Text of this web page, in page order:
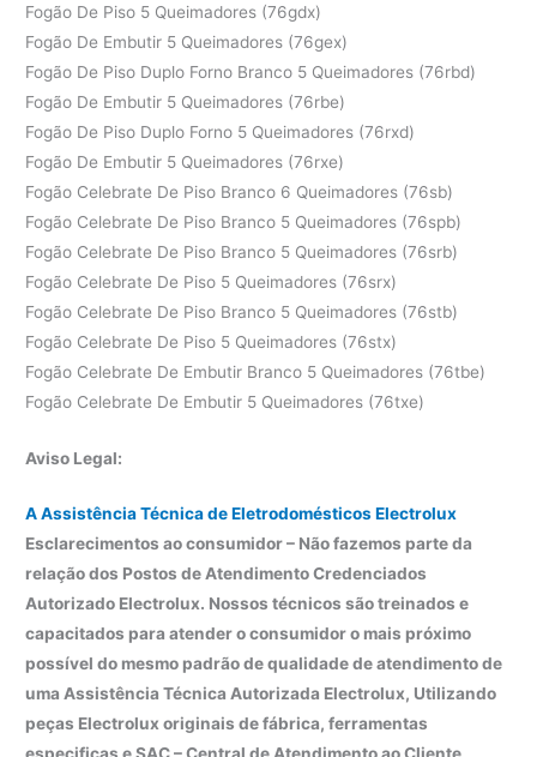
Fogão De Piso 5 Queimadores (76gdx)
Fogão De Embutir 5 Queimadores (76gex)
Fogão De Piso Duplo Forno Branco 5 Queimadores (76rbd)
Fogão De Embutir 5 Queimadores (76rbe)
Fogão De Piso Duplo Forno 5 Queimadores (76rxd)
Fogão De Embutir 5 Queimadores (76rxe)
Fogão Celebrate De Piso Branco 6 Queimadores (76sb)
Fogão Celebrate De Piso Branco 5 Queimadores (76spb)
Fogão Celebrate De Piso Branco 5 Queimadores (76srb)
Fogão Celebrate De Piso 5 Queimadores (76srx)
Fogão Celebrate De Piso Branco 5 Queimadores (76stb)
Fogão Celebrate De Piso 5 Queimadores (76stx)
Fogão Celebrate De Embutir Branco 5 Queimadores (76tbe)
Fogão Celebrate De Embutir 5 Queimadores (76txe)
Aviso Legal:
A Assistência Técnica de Eletrodomésticos Electrolux
Esclarecimentos ao consumidor – Não fazemos parte da
relação dos Postos de Atendimento Credenciados
Autorizado Electrolux. Nossos técnicos são treinados e
capacitados para atender o consumidor o mais próximo
possível do mesmo padrão de qualidade de atendimento de
uma Assistência Técnica Autorizada Electrolux, Utilizando
peças Electrolux originais de fábrica, ferramentas